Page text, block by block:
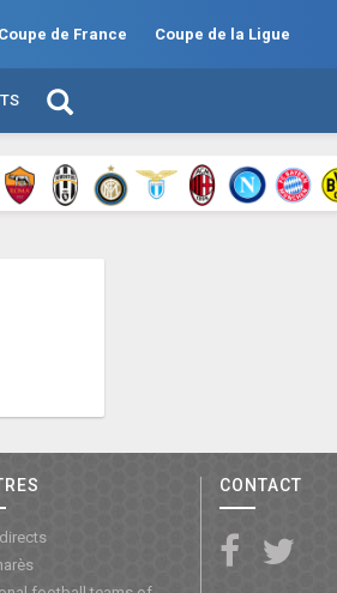
Coupe de France Coupe de la Ligue
CONTACT